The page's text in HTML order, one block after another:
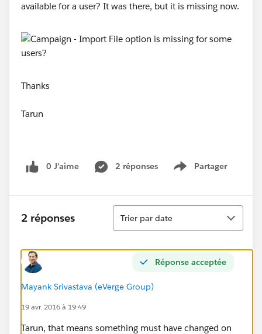
available for a user? It was there, but it is missing now.
Thanks
Tarun
0 J’aime 2 réponses Partager
Show menu
2 réponses
Tri
Trier par date
Réponse acceptée
Mayank Srivastava (eVerge Group)
19 avr. 2016 à 19:49
Tarun, that means something must have changed on